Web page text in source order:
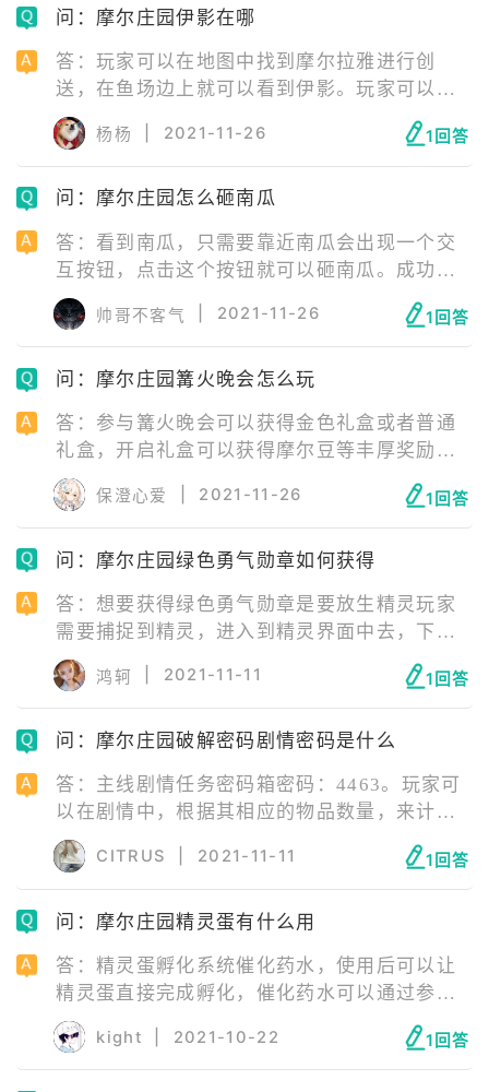
问：摩尔庄园伊影在哪
答：玩家可以在地图中找到摩尔拉雅进行创
送，在鱼场边上就可以看到伊影。玩家可以与
伊影进行战斗，打败伊影后可以进行捕捉。玩
家可以通过参与伊影来袭的活动，到达阳光沙
滩与地面上的四个鬼脸箱进行战斗。
杨杨 2021-11-26 1回答
问：摩尔庄园怎么砸南瓜
答：看到南瓜，只需要靠近南瓜会出现一个交
互按钮，点击这个按钮就可以砸南瓜。成功砸
南瓜之后就可以获得南瓜粉尘，这个南瓜粉尘
可以在活动商店中兑换丰厚奖励。
帅哥不客气 2021-11-26 1回答
问：摩尔庄园篝火晚会怎么玩
答：参与篝火晚会可以获得金色礼盒或者普通
礼盒，开启礼盒可以获得摩尔豆等丰厚奖励。
篝火晚会是一个活动玩法，奖励内容也十分丰
厚，玩家可以留意一下活动时间避免错过奖
励。
保澄心爱 2021-11-26 1回答
问：摩尔庄园绿色勇气勋章如何获得
答：想要获得绿色勇气勋章是要放生精灵玩家
需要捕捉到精灵，进入到精灵界面中去，下方
会有一个未跟随的按钮。点击未跟随按钮，会
出现一个放生的按钮，点击这个放生按钮选择
确定即可。
鸿轲 2021-11-11 1回答
问：摩尔庄园破解密码剧情密码是什么
答：主线剧情任务密码箱密码：4463。玩家可
以在剧情中，根据其相应的物品数量，来计算
出这个保险箱的密码，其中空格就是关于数字
密码的前后顺序。这个密码想要找到还是比较
简单的，需要多关注一下在剧情中出现的物
品，最终结合密码表，即可得到正确的密码。
路灯，3个皇冠，根据最终纸条的提示就可以找
到最终的密码顺序了。
CITRUS 2021-11-11 1回答
问：摩尔庄园精灵蛋有什么用
答：精灵蛋孵化系统催化药水，使用后可以让
精灵蛋直接完成孵化，催化药水可以通过参加
百日庆典活动兑换获取。精灵洗练功能，洗练
果实可以通过参加百日庆典活动兑换获取以及
在勇士商店购买获得。新精灵【宅宅三兄
kight 2021-10-22 1回答